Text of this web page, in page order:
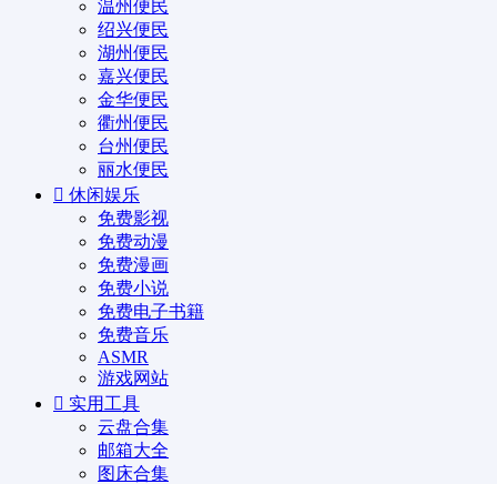
温州便民
绍兴便民
湖州便民
嘉兴便民
金华便民
衢州便民
台州便民
丽水便民
休闲娱乐
免费影视
免费动漫
免费漫画
免费小说
免费电子书籍
免费音乐
ASMR
游戏网站
实用工具
云盘合集
邮箱大全
图床合集